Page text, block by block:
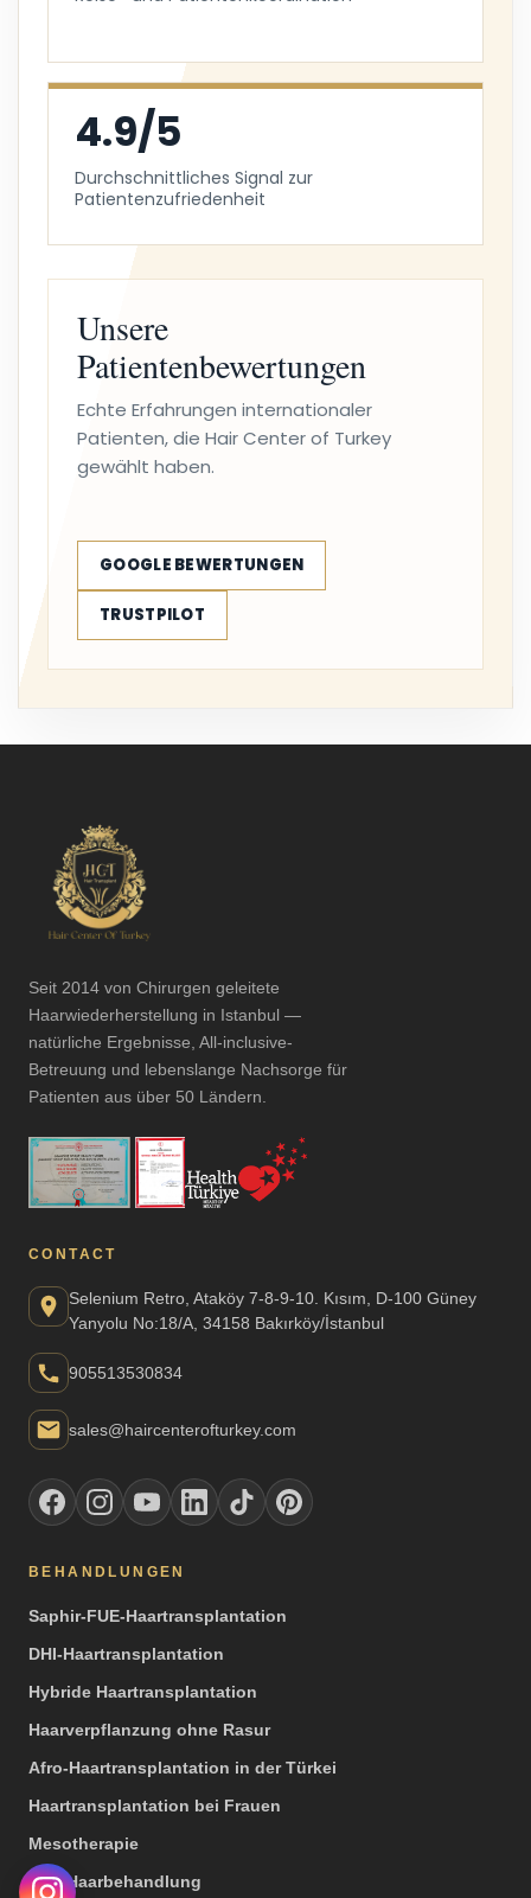
4.9/5
Durchschnittliches Signal zur
Patientenzufriedenheit
Unsere
Patientenbewertungen
Echte Erfahrungen internationaler
Patienten, die Hair Center of Turkey
gewählt haben.
GOOGLE BEWERTUNGEN
TRUSTPILOT
Seit 2014 von Chirurgen geleitete
Haarwiederherstellung in Istanbul —
natürliche Ergebnisse, All-inclusive-
Betreuung und lebenslange Nachsorge für
Patienten aus über 50 Ländern.
CONTACT
Selenium Retro, Ataköy 7-8-9-10. Kısım, D-100 Güney
Yanyolu No:18/A, 34158 Bakırköy/İstanbul
905513530834
sales@haircenterofturkey.com
BEHANDLUNGEN
Saphir-FUE-Haartransplantation
DHI-Haartransplantation
Hybride Haartransplantation
Haarverpflanzung ohne Rasur
Afro-Haartransplantation in der Türkei
Haartransplantation bei Frauen
Mesotherapie
PRP Haarbehandlung